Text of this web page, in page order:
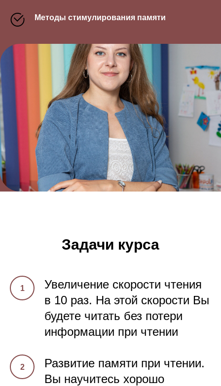
Методы стимулирования памяти
Задачи курса
Увеличение скорости чтения
в 10 раз. На этой скорости Вы
будете читать без потери
информации при чтении
Развитие памяти при чтении.
Вы научитесь хорошо